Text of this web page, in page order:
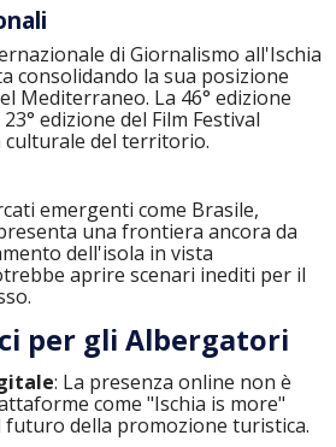
di Giornalismo all'Ischia
consolidando la sua posizione
Mediterraneo. La 46° edizione
edizione del Film Festival
del territorio.
emergenti come Brasile,
una frontiera ancora da
dell'isola in vista
aprire scenari inediti per il
per gli Albergatori
: La presenza online non è
come "Ischia is more"
della promozione turistica.